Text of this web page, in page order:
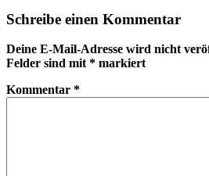
Schreibe einen Kommentar
Deine E-Mail-Adresse wird nicht
Felder sind mit* markiert
Kommentar *